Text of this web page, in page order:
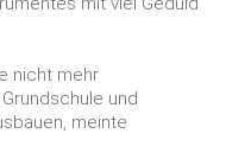
nicht mehr
und
meinte